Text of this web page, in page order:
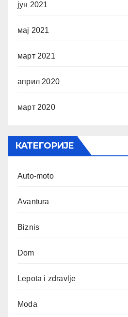
јун 2021
мај 2021
март 2021
април 2020
март 2020
КАТЕГОРИЈЕ
Auto-moto
Avantura
Biznis
Dom
Lepota i zdravlje
Moda